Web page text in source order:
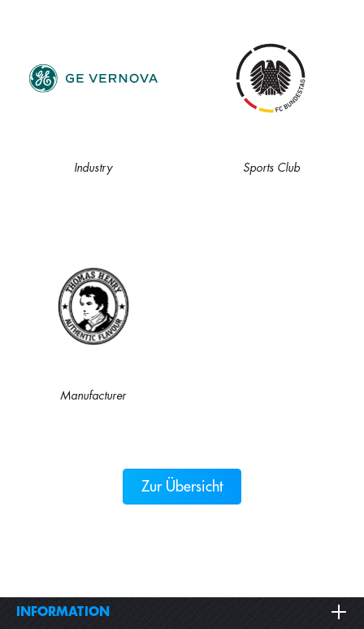
Industry Sports Club
Manufacturer
Zur Übersicht
INFORMATION